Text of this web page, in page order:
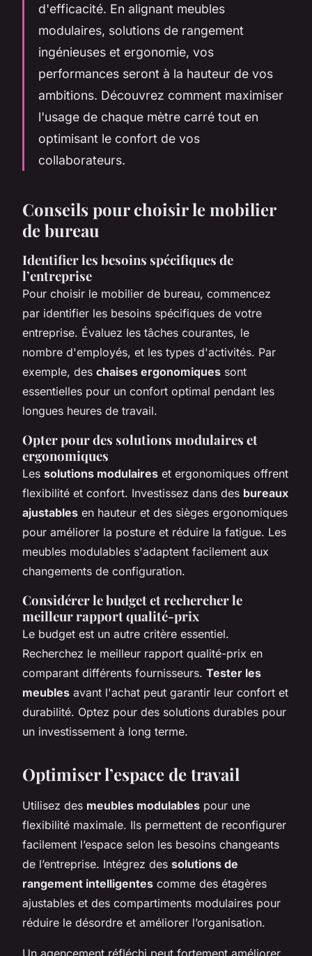
d'efficacité. En alignant meubles
modulaires, solutions de rangement
ingénieuses et ergonomie, vos
performances seront à la hauteur de vos
ambitions. Découvrez comment maximiser
l'usage de chaque mètre carré tout en
optimisant le confort de vos
collaborateurs.
Conseils pour choisir le mobilier
de bureau
Identifier les besoins spécifiques de
l’entreprise
Pour choisir le mobilier de bureau, commencez
par identifier les besoins spécifiques de votre
entreprise. Évaluez les tâches courantes, le
nombre d'employés, et les types d'activités. Par
exemple, des chaises ergonomiques sont
essentielles pour un confort optimal pendant les
longues heures de travail.
Opter pour des solutions modulaires et
ergonomiques
Les solutions modulaires et ergonomiques offrent
flexibilité et confort. Investissez dans des bureaux
ajustables en hauteur et des sièges ergonomiques
pour améliorer la posture et réduire la fatigue. Les
meubles modulables s'adaptent facilement aux
changements de configuration.
Considérer le budget et rechercher le
meilleur rapport qualité-prix
Le budget est un autre critère essentiel.
Recherchez le meilleur rapport qualité-prix en
comparant différents fournisseurs. Tester les
meubles avant l'achat peut garantir leur confort et
durabilité. Optez pour des solutions durables pour
un investissement à long terme.
Optimiser l’espace de travail
Utilisez des meubles modulables pour une
flexibilité maximale. Ils permettent de reconfigurer
facilement l’espace selon les besoins changeants
de l’entreprise. Intégrez des solutions de
rangement intelligentes comme des étagères
ajustables et des compartiments modulaires pour
réduire le désordre et améliorer l’organisation.
Un agencement réfléchi peut fortement améliorer